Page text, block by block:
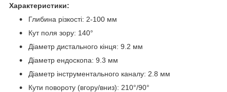
Характеристики:
Глибина різкості: 2-100 мм
Кут поля зору: 140°
Діаметр дистального кінця: 9.2 мм
Діаметр ендоскопа: 9.3 мм
Діаметр інструментального каналу: 2.8 мм
Кути повороту (вгору/вниз): 210°/90°